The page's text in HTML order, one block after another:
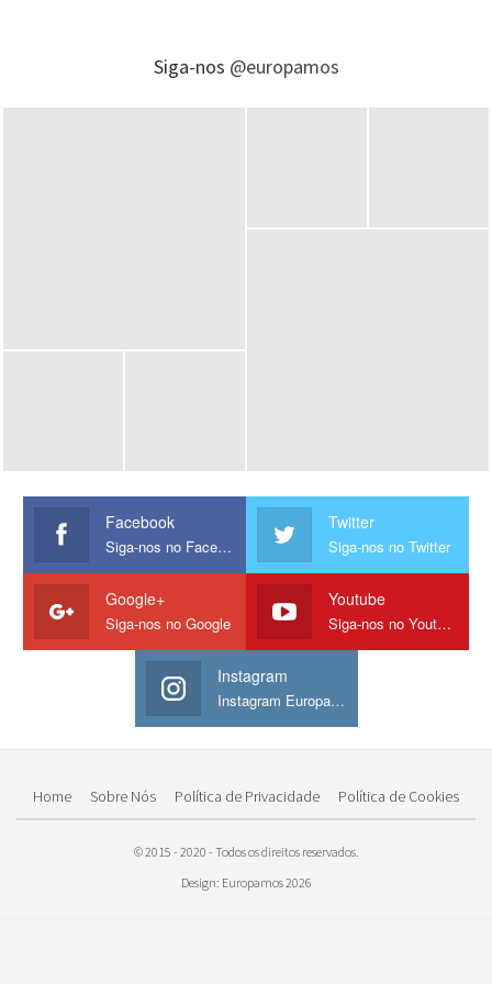
Siga-nos @europamos
Facebook
Siga-nos no Facebook
Twitter
Siga-nos no Twitter
Google+
Siga-nos no Google
Youtube
Siga-nos no Youtube
Instagram
Instagram Europamos
Home Sobre Nós Política de Privacidade Política de Cookies
© 2015 - 2020 - Todos os direitos reservados.
Design: Europamos 2026